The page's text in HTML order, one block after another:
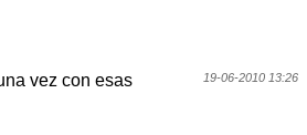
19-06-2010 13:26
vez con esas